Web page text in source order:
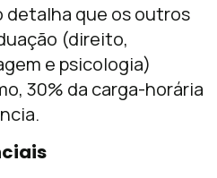
detalha que os outros
(direito,
e psicologia)
30% da carga-horária